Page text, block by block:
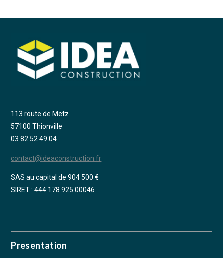
113 route de Metz
57100 Thionville
03 82 52 49 04
contact@ideaconstruction.fr
SAS au capital de 904 500 €
SIRET : 444 178 925 00046
Presentation